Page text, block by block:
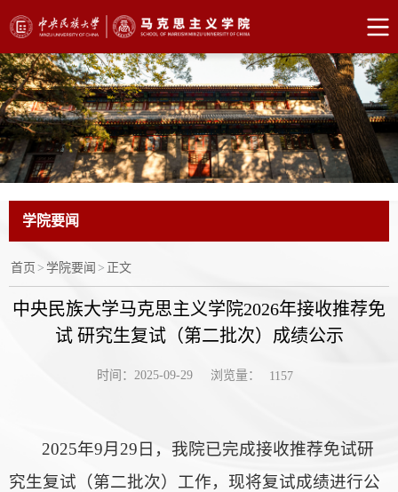
学院要闻
首页 > 学院要闻 > 正文
中央民族大学马克思主义学院2026年接收推荐免
试 研究生复试（第二批次）成绩公示
时间：2025-09-29 浏览量： 1157
2025年9月29日，我院已完成接收推荐免试研
究生复试（第二批次）工作，现将复试成绩进行公